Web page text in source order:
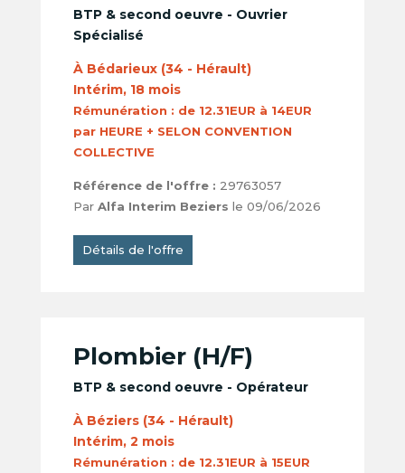
BTP & second oeuvre - Ouvrier
Spécialisé
À Bédarieux (34 - Hérault)
Intérim, 18 mois
Rémunération : de 12.31EUR à 14EUR
par HEURE + SELON CONVENTION
COLLECTIVE
Référence de l'offre : 29763057
Par Alfa Interim Beziers le 09/06/2026
Détails de l'offre
Plombier (H/F)
BTP & second oeuvre - Opérateur
À Béziers (34 - Hérault)
Intérim, 2 mois
Rémunération : de 12.31EUR à 15EUR